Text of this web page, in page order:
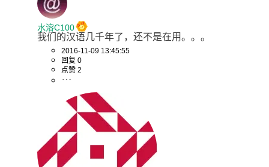
水溶C100
我们的汉语几千年了，还不是在用。。。
2016-11-09 13:45:55
回复 0
点赞 2